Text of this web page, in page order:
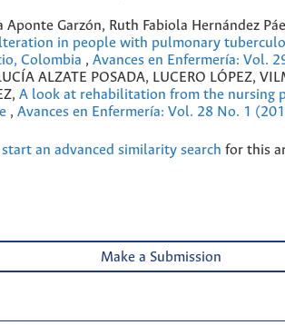
Aponte Garzón, Ruth Fabiola Hernández
in people with pulmonary
Colombia , Avances en Enfermería: Vol.
ALZATE POSADA, LUCERO LÓPEZ,
A look at rehabilitation from the nursing
, Avances en Enfermería: Vol. 28 No. 1
start an advanced similarity search for this
Make a Submission